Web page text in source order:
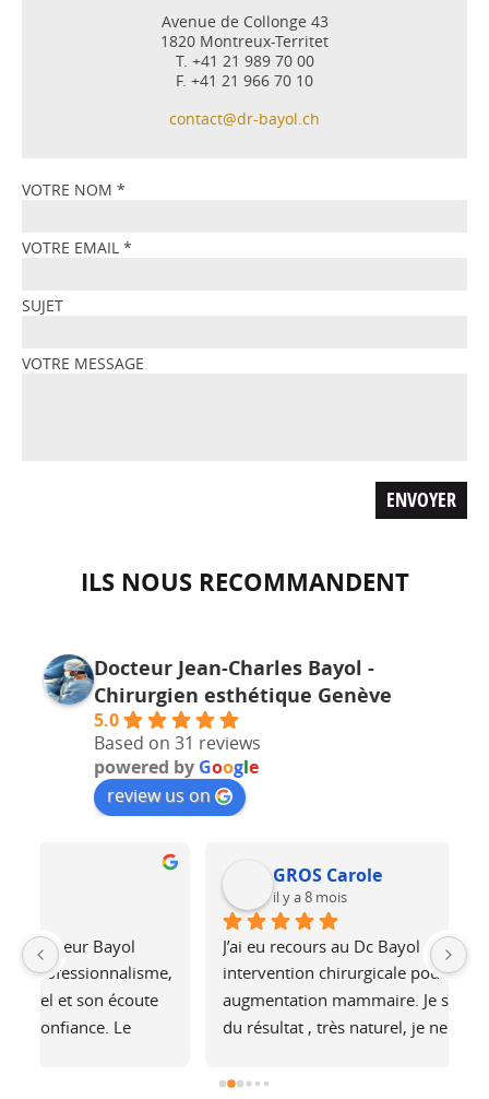
Avenue de Collonge 43
1820 Montreux-Territet
T. +41 21 989 70 00
F. +41 21 966 70 10
contact@dr-bayol.ch
VOTRE NOM *
VOTRE EMAIL *
SUJET
VOTRE MESSAGE
ILS NOUS RECOMMANDENT
Docteur Jean-Charles Bayol -
Chirurgien esthétique Genève
5.0
Based on 31 reviews
powered by Google
review us on
GROS Carole
J’ai eu recours au Dc Bayol pour une
intervention chirurgicale pour une
augmentation mammaire. Je suis plus que ravie
du résultat , très naturel, je ne sens pas les
été de très bons conseils, je recommande !